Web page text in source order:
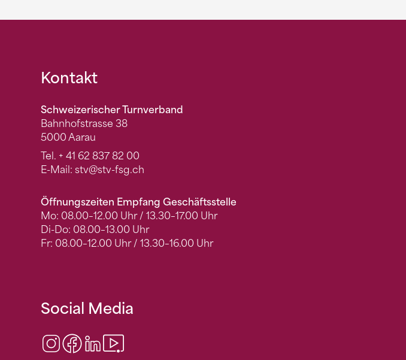
Fusszeile
Kontakt
Schweizerischer Turnverband
Bahnhofstrasse 38
5000 Aarau
Tel. + 41 62 837 82 00
E-Mail: stv@stv-fsg.ch
Öffnungszeiten Empfang Geschäftsstelle
Mo: 08.00–12.00 Uhr / 13.30–17.00 Uhr
Di-Do: 08.00–13.00 Uhr
Fr: 08.00–12.00 Uhr / 13.30–16.00 Uhr
Social Media
Instagram
Facebook
LinkedIn